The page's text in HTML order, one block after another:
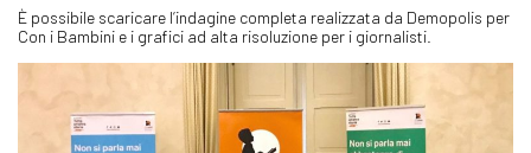
È possibile scaricare l’indagine completa realizzata da Demopolis per
Con i Bambini e i grafici ad alta risoluzione per i giornalisti.